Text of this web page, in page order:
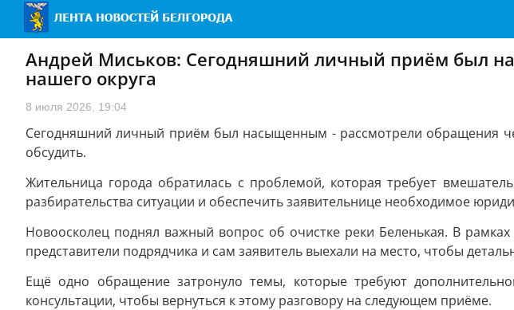
Андрей Миськов: Сегодняшний личный приём был
нашего округа
8 июля 2026, 19:04
Сегодняшний личный приём был насыщенным - рассмотрели обращения
обсудить.
Жительница города обратилась с проблемой, которая требует
разбирательства ситуации и обеспечить заявительнице необходимое
Новоосколец поднял важный вопрос об очистке реки Беленькая. В
представители подрядчика и сам заявитель выехали на место, чтобы
Ещё одно обращение затронуло темы, которые требуют
консультации, чтобы вернуться к этому разговору на следующем приёме.